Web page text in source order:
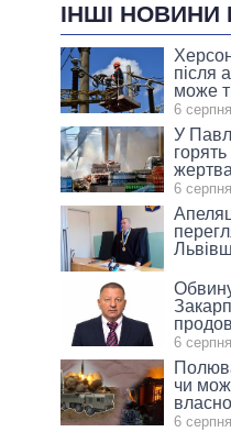
ІНШІ НОВИНИ
після
може
6
У
горять
6
6
чи
6